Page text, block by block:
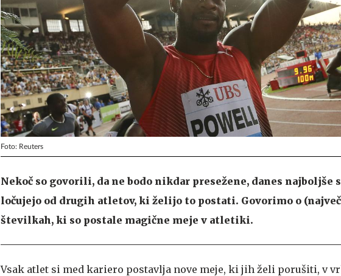
Foto: Reuters
Nekoč so govorili, da ne bodo nikdar presežene, danes najboljše
ločujejo od drugih atletov, ki želijo to postati. Govorimo o
številkah, ki so postale magične meje v atletiki.
Vsak atlet si med kariero postavlja nove meje, ki jih želi porušiti, v